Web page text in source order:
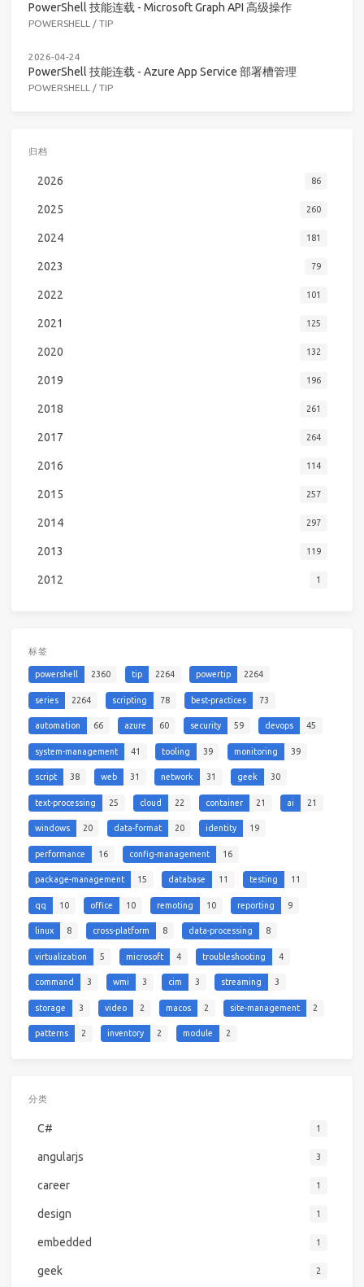
PowerShell 技能连载 - Microsoft Graph API 高级操作
POWERSHELL / TIP
2026-04-24
PowerShell 技能连载 - Azure App Service 部署槽管理
POWERSHELL / TIP
归档
2026 86
2025 260
2024 181
2023 79
2022 101
2021 125
2020 132
2019 196
2018 261
2017 264
2016 114
2015 257
2014 297
2013 119
2012 1
标签
powershell 2360 tip 2264 powertip 2264
series 2264 scripting 78 best-practices 73
automation 66 azure 60 security 59 devops 45
system-management 41 tooling 39 monitoring 39
script 38 web 31 network 31 geek 30
text-processing 25 cloud 22 container 21 ai 21
windows 20 data-format 20 identity 19
performance 16 config-management 16
package-management 15 database 11 testing 11
qq 10 office 10 remoting 10 reporting 9
linux 8 cross-platform 8 data-processing 8
virtualization 5 microsoft 4 troubleshooting 4
command 3 wmi 3 cim 3 streaming 3
storage 3 video 2 macos 2 site-management 2
patterns 2 inventory 2 module 2
分类
C# 1
angularjs 3
career 1
design 1
embedded 1
geek 2